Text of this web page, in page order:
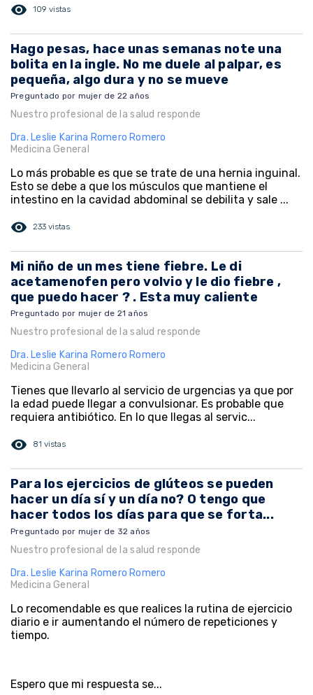
visibility 109 vistas
Hago pesas, hace unas semanas note una
bolita en la ingle. No me duele al palpar, es
pequeña, algo dura y no se mueve
Preguntado por mujer de 22 años
Nuestro profesional de la salud responde
Dra. Leslie Karina Romero Romero
Medicina General
Lo más probable es que se trate de una hernia inguinal.
Esto se debe a que los músculos que mantiene el
intestino en la cavidad abdominal se debilita y sale ...
visibility 233 vistas
Mi niño de un mes tiene fiebre. Le di
acetamenofen pero volvio y le dio fiebre ,
que puedo hacer ? . Esta muy caliente
Preguntado por mujer de 21 años
Nuestro profesional de la salud responde
Dra. Leslie Karina Romero Romero
Medicina General
Tienes que llevarlo al servicio de urgencias ya que por
la edad puede llegar a convulsionar. Es probable que
requiera antibiótico. En lo que llegas al servic...
visibility 81 vistas
Para los ejercicios de glúteos se pueden
hacer un día sí y un día no? O tengo que
hacer todos los días para que se forta...
Preguntado por mujer de 32 años
Nuestro profesional de la salud responde
Dra. Leslie Karina Romero Romero
Medicina General
Lo recomendable es que realices la rutina de ejercicio
diario e ir aumentando el número de repeticiones y
tiempo.
Espero que mi respuesta se...